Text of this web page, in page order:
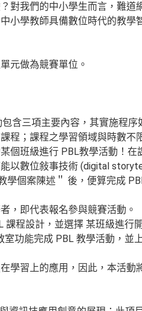
對我們的中小學生而言，難道
小學教師具備數位時代的教學
元做為競賽單位。
含三項主要內容，其實施程序
程；課程之學習領域與時數不
個班級進行 PBL教學活動！
以數位敍事技術 (digital
個案陳述＂ 後，便算完成
，即代表報名參與競賽活動。
程設計，並選擇 某班級進行
功能完成 PBL 教學活動，並
學習上的應用，因此，本活動